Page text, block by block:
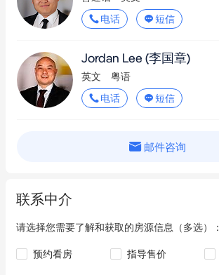
IGA North Epping
Novel Fresh IGA Epping
Coles
电话
短信
Jordan Lee (李国章)
英文
粤语
电话
短信
邮件咨询
联系中介
请选择您需要了解和获取的房源信息（多选）：
预约看房 指导售价